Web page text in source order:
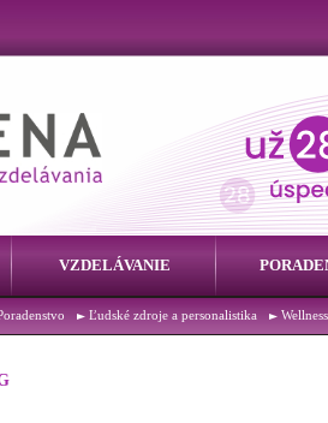
VZDELÁVANIE
Ľudské zdroje a personalistika